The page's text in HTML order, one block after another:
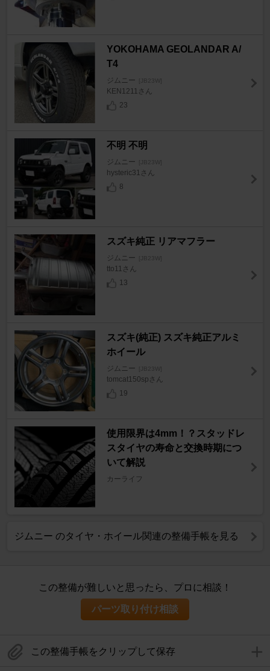
YOKOHAMA GEOLANDAR A/
T4
ジムニー [JB23W]
KEN1211さん
23
不明 不明
ジムニー [JB23W]
hysteric31さん
8
スズキ純正 リアマフラー
ジムニー [JB23W]
tto11さん
13
スズキ(純正) スズキ純正アルミ
ホイール
ジムニー [JB23W]
tomcat150spさん
19
使用限界は4mm！？スタッドレ
スタイヤの寿命と交換時期につ
いて解説
カーライフ
ジムニー のタイヤ・ホイール関連の整備手帳を見る
この整備が難しいと思ったら、プロに相談！
パーツ取り付け相談
この整備手帳をクリップして保存